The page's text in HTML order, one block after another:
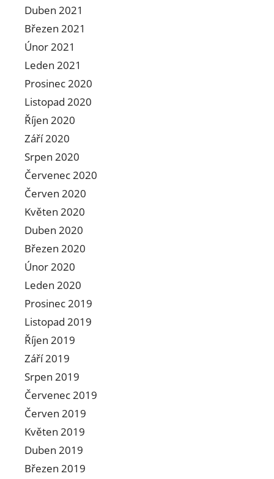
Duben 2021
Březen 2021
Únor 2021
Leden 2021
Prosinec 2020
Listopad 2020
Říjen 2020
Září 2020
Srpen 2020
Červenec 2020
Červen 2020
Květen 2020
Duben 2020
Březen 2020
Únor 2020
Leden 2020
Prosinec 2019
Listopad 2019
Říjen 2019
Září 2019
Srpen 2019
Červenec 2019
Červen 2019
Květen 2019
Duben 2019
Březen 2019